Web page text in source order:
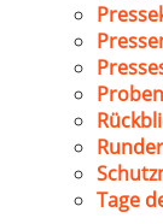
Tage